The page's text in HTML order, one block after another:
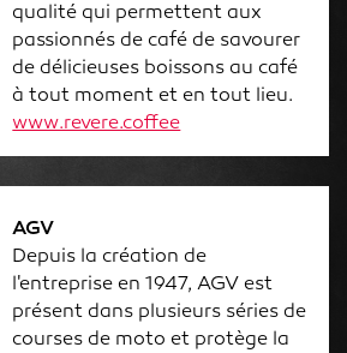
qualité qui permettent aux
passionnés de café de savourer
de délicieuses boissons au café
à tout moment et en tout lieu.
www.revere.coffee
AGV
Depuis la création de
l'entreprise en 1947, AGV est
présent dans plusieurs séries de
courses de moto et protège la